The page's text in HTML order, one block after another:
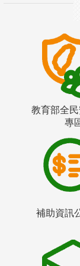
教育部全民
專
補助資訊